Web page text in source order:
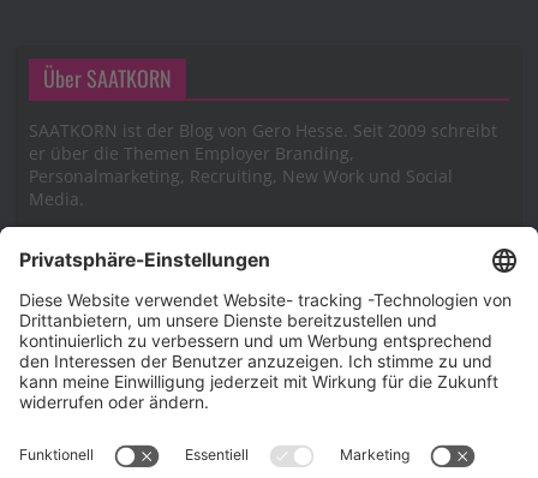
Über SAATKORN
SAATKORN ist der Blog von Gero Hesse. Seit 2009 schreibt
er über die Themen Employer Branding,
Personalmarketing, Recruiting, New Work und Social
Media.
Impressum
Impressum
Cookie-Richtlinie (EU)